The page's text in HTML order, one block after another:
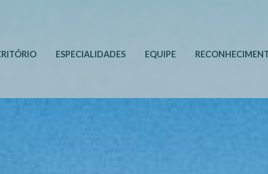
ESPECIALIDADES EQUIPE